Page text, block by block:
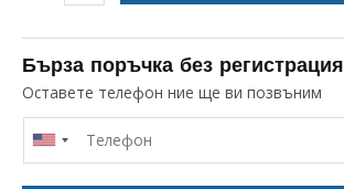
ЗАХРАНВАЩ
КАБЕЛ
СЪС
ЗАЩИТА
ПРОТИВ
Бърза поръчка без регистрация
Оставете телефон ние ще ви позвъним